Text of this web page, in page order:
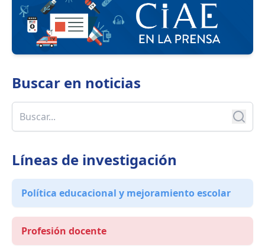
Buscar en noticias
Líneas de investigación
Política educacional y mejoramiento escolar
Profesión docente